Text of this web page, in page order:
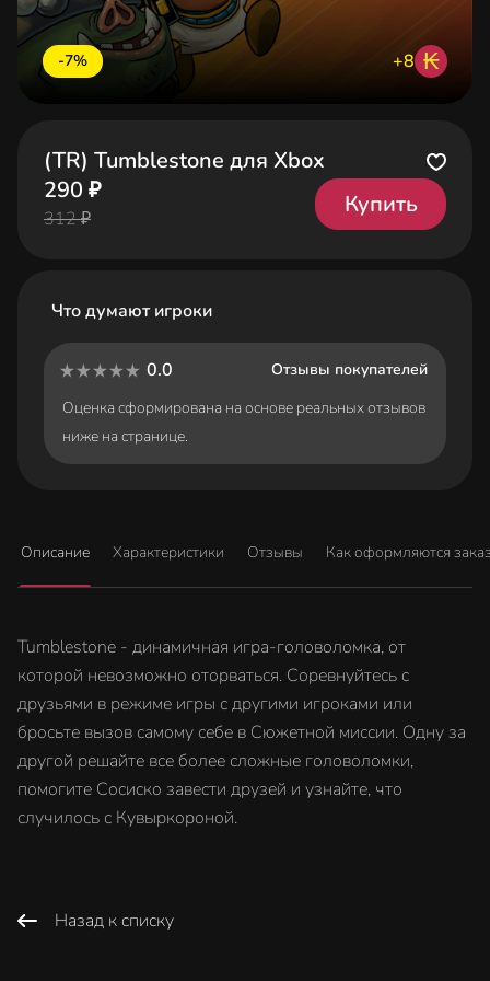
-7% +8 ₭
(TR) Tumblestone для Xbox
290 ₽
312 ₽
Купить
Что думают игроки
0.0
Отзывы покупателей
Оценка сформирована на основе реальных отзывов
ниже на странице.
Описание Характеристики Отзывы Как оформляются
Tumblestone - динамичная игра-головоломка, от
которой невозможно оторваться. Соревнуйтесь с
друзьями в режиме игры с другими игроками или
бросьте вызов самому себе в Сюжетной миссии. Одну за
другой решайте все более сложные головоломки,
помогите Сосиско завести друзей и узнайте, что
случилось с Кувыркороной.
Назад к списку